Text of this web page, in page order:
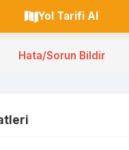
Yol Tarifi Al
Hata/Sorun Bildir